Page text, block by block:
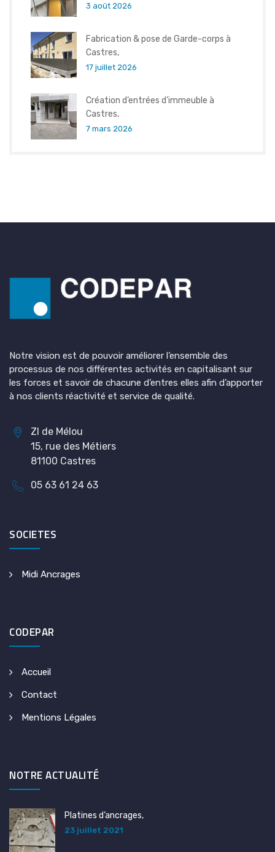
3 août 2026
Fabrication & pose de Garde-corps à
Castres,
17 juillet 2026
Création d’entrées d’immeuble à
Castres,
7 mars 2026
Notre vision est de pouvoir améliorer l’ensemble des
processus de nos différentes activités en capitalisant sur
les forces et savoir de chacune d’entres elles afin d’apporter
à nos clients réactivité et service de qualité.
ZI de Mélou
15, rue des Métiers
81100 Castres
05 63 61 24 63
SOCIETES
Midi Ancrages
CODEPAR
Accueil
Contact
Mentions Légales
NOTRE ACTUALITÉ
Platines d’ancrages,
23 juillet 2021